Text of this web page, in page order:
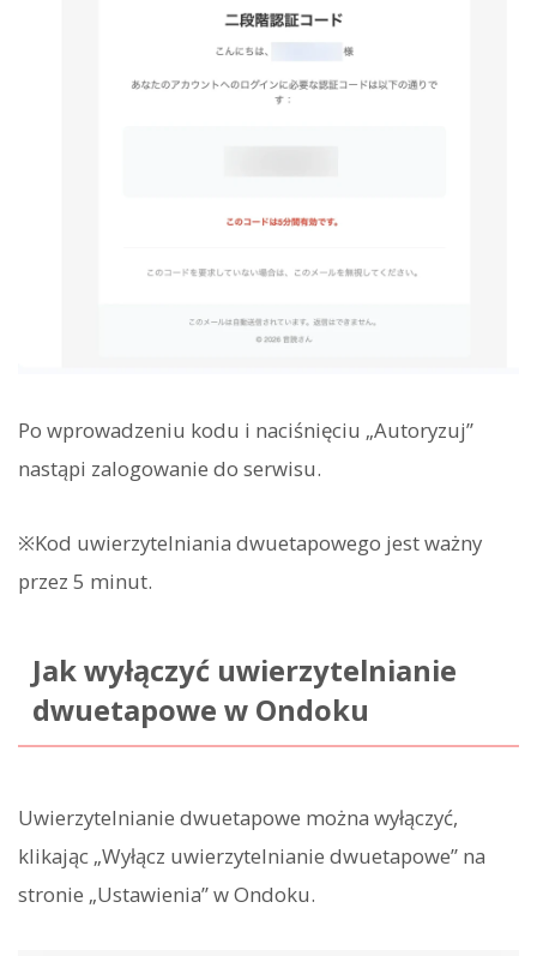
Po wprowadzeniu kodu i naciśnięciu „Autoryzuj”
nastąpi zalogowanie do serwisu.
※Kod uwierzytelniania dwuetapowego jest ważny
przez 5 minut.
Jak wyłączyć uwierzytelnianie
dwuetapowe w Ondoku
Uwierzytelnianie dwuetapowe można wyłączyć,
klikając „Wyłącz uwierzytelnianie dwuetapowe” na
stronie „Ustawienia” w Ondoku.